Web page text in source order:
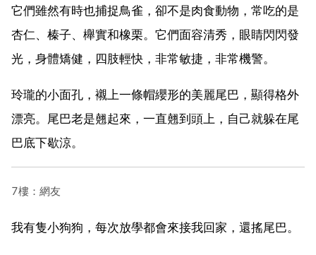
它們雖然有時也捕捉鳥雀，卻不是肉食動物，常吃的是
杏仁、榛子、櫸實和橡栗。它們面容清秀，眼睛閃閃發
光，身體矯健，四肢輕快，非常敏捷，非常機警。
玲瓏的小面孔，襯上一條帽纓形的美麗尾巴，顯得格外
漂亮。尾巴老是翹起來，一直翹到頭上，自己就躲在尾
巴底下歇涼。
7樓：網友
我有隻小狗狗，每次放學都會來接我回家，還搖尾巴。